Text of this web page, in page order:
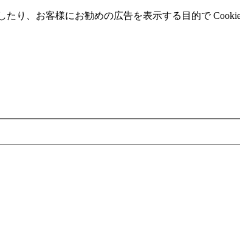
り、お客様にお勧めの広告を表⽰する⽬的で